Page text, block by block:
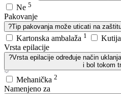
Ne 5
Pakovanje
?Tip pakovanja može uticati na
Kartonska ambalaža 1 Kutija
Vrsta epilacije
?Vrsta epilacije određuje način
i bol tokom
Mehanička 2
Namenjeno za